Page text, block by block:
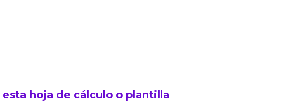
esta hoja de cálculo o plantilla